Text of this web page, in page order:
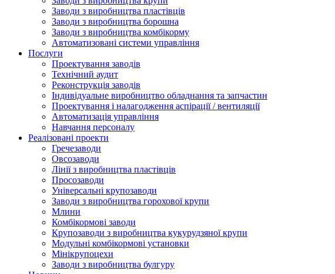
Заводи з виробництва пластівців
Заводи з виробництва борошна
Заводи з виробництва комбікорму
Автоматизовані системи управління
Послуги
Проектування заводів
Технічний аудит
Реконструкція заводів
Індивідуальне виробництво обладнання та запчастин
Проектування і налагодження аспірації / вентиляції
Автоматизація управління
Навчання персоналу
Реалізовані проекти
Гречезаводи
Овсозаводи
Лінії з виробництва пластівців
Просозаводи
Універсальні крупозаводи
Заводи з виробництва горохової крупи
Млини
Комбікормові заводи
Крупозаводи з виробництва кукурудзяної крупи
Модульні комбікормові установки
Мінікрупоцехи
Заводи з виробництва булгуру